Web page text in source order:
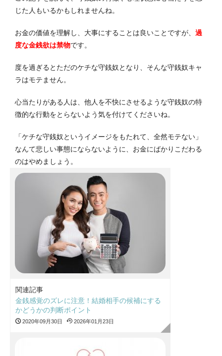
じた人もいるかもしれませんね。
お金の価値を理解し、大事にすることは良いことですが、 過
度な金銭欲は禁物です。
度を過ぎるとただのケチな守銭奴となり、そんな守銭奴キャ
ラはモテません。
心当たりがある人は、他人を不快にさせるような守銭奴の特
徴的な行動をとらないよう気を付けてくださいね。
「ケチな守銭奴というイメージをもたれて、全然モテない」
なんて悲しい事態にならないように、お金にばかりこだわる
のはやめましょう。
関連記事
金銭感覚のズレに注意！結婚相手の候補にする
かどうかの判断ポイント
2020年09月30日 2026年01月23日